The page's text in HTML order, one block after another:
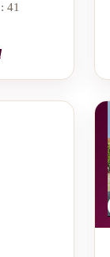
41